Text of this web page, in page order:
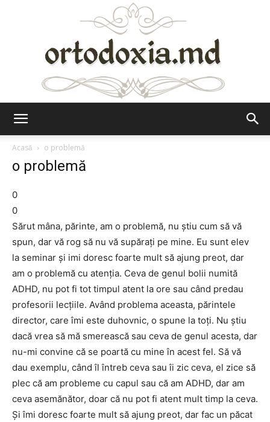
Acasă
o problemă
o problemă
0
0
Sărut mâna, părinte, am o problemă, nu ştiu cum să vă
spun, dar vă rog să nu vă supăraţi pe mine. Eu sunt elev
la seminar şi imi doresc foarte mult să ajung preot, dar
am o problemă cu atenţia. Ceva de genul bolii numită
ADHD, nu pot fi tot timpul atent la ore sau când predau
profesorii lecţiile. Având problema aceasta, părintele
director, care îmi este duhovnic, o spune la toţi. Nu ştiu
dacă vrea să mă smerească sau ceva de genul acesta, dar
nu-mi convine că se poartă cu mine în acest fel. Să vă
dau exemplu, când îl întreb ceva sau îi zic ceva, el zice să
plec că am probleme cu capul sau că am ADHD, dar am
ceva asemănător, doar că nu pot fi atent mult timp la ceva.
Şi îmi doresc foarte mult să ajung preot, dar fac un păcat